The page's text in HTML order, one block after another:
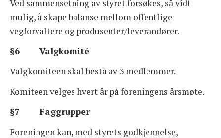
Ved sammensetning av styret forsøkes, så vidt
mulig, å skape balanse mellom offentlige
vegforvaltere og produsenter/leverandører.
§6 Valgkomité
Valgkomiteen skal bestå av 3 medlemmer.
Komiteen velges hvert år på foreningens årsmøte.
§7 Faggrupper
Foreningen kan, med styrets godkjennelse,